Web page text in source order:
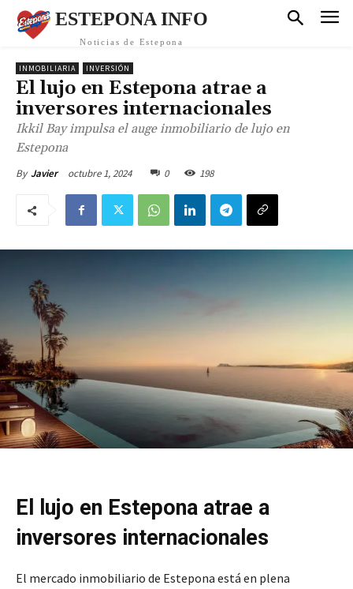
ESTEPONA INFO
Noticias de Estepona
INMOBILIARIA INVERSIÓN
El lujo en Estepona atrae a
inversores internacionales
Ikkil Bay impulsa el auge inmobiliario de lujo en
Estepona
By Javier octubre 1, 2024 0 198
El lujo en Estepona atrae a
inversores internacionales
El mercado inmobiliario de Estepona está en plena